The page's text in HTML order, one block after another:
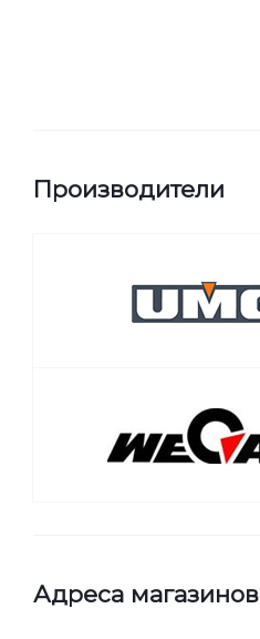
Производители
Адреса магазинов